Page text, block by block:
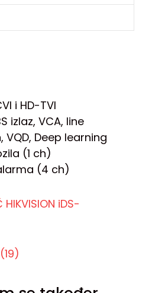
i HD-TVI
izlaz, VCA, line
Deep learning
(1 ch)
(4 ch)
iDS-